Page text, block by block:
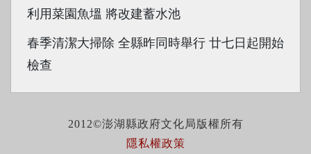
利用菜園魚塭 將改建蓄水池
春季清潔大掃除 全縣昨同時舉行 廿七日起開始
檢查
2012©澎湖縣政府文化局版權所有
隱私權政策